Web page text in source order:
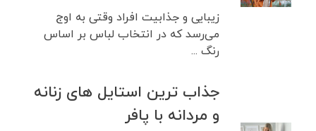
زیبایی و جذابیت افراد وقتی به اوج
می‌رسد که در انتخاب لباس بر اساس
رنگ ...
جذاب ترین استایل های زنانه
و مردانه با پافر